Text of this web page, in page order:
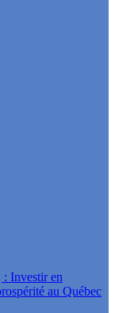
Investir en
au Québec